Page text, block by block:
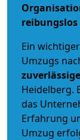
reibungslos
Ein
Umzugs
Heidelberg.
das
Erfahrung
Umzug